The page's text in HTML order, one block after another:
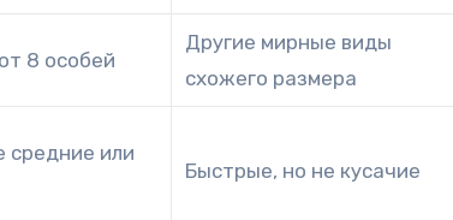
8 особей
Другие мирные виды
схожего размера
средние или
Быстрые, но не кусачие